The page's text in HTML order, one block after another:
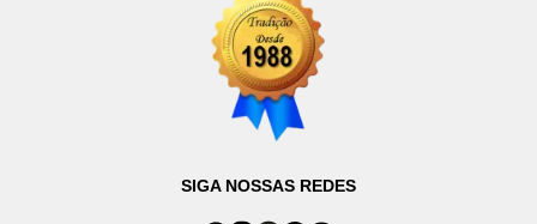
SIGA NOSSAS REDES